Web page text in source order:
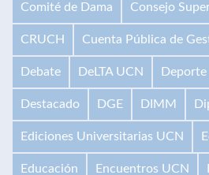
Comité de Dama Consejo
CRUCH Cuenta Pública de
Debate DeLTA UCN Deporte
Destacado DGE DIMM
Ediciones Universitarias UCN
Educación Encuentros UCN